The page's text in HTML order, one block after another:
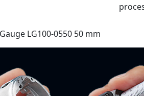
LG100-0550 50 mm